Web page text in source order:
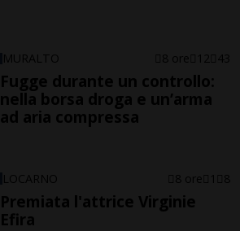
MURALTO 8 ore 12 43
Fugge durante un controllo:
nella borsa droga e un’arma
ad aria compressa
LOCARNO 8 ore 1 8
Premiata l'attrice Virginie
Efira